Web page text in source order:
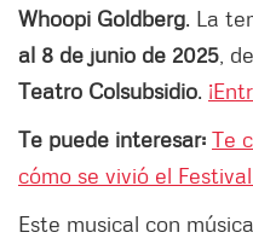
Whoopi Goldberg. La
al 8 de junio de 2025 ,
Teatro Colsubsidio.
Te puede interesar: Te
cómo se vivió el
Este musical con